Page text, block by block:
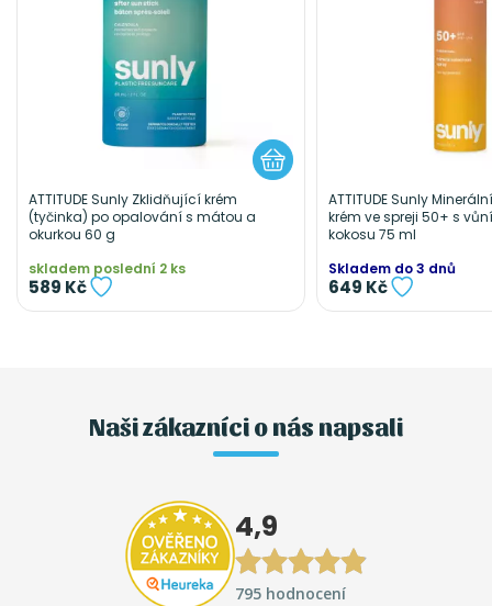
ATTITUDE Sunly Zklidňující krém
(tyčinka) po opalování s mátou a
okurkou 60 g
skladem poslední 2 ks
589 Kč
ATTITUDE Sunly
krém ve spreji 50+ s
kokosu 75 ml
Skladem do 3 dnů
649 Kč
Naši zákazníci o nás napsali
4,9
795 hodnocení